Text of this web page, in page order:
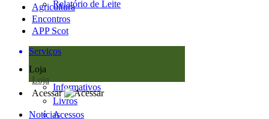
Relatório de Leite
Agricultura
Encontros
APP Scot
Serviços
Loja
Loja
Informativos
Livros
Acessos
Acessar
Notícias